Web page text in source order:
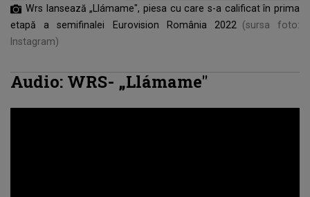
Wrs lansează „Llámame", piesa cu care s-a calificat în prima
etapă a semifinalei Eurovision România 2022 (sursa foto:
Instagram)
Audio: WRS- „Llámame"